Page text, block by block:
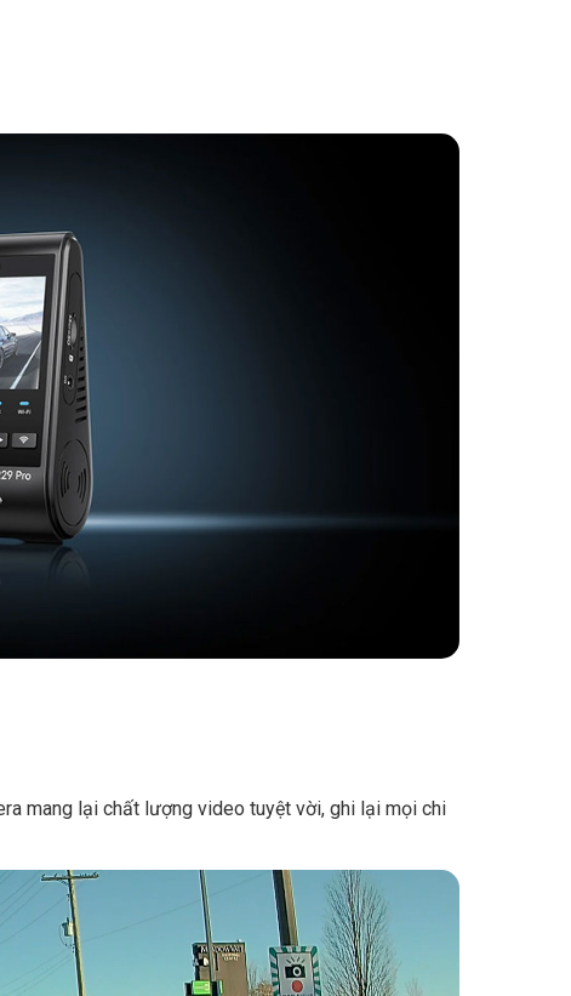
mang lại chất lượng video tuyệt vời, ghi lại mọi chi